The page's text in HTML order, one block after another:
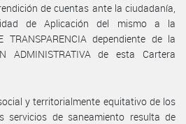
de cuentas ante la ciudadanía,
de Aplicación del mismo a la
TRANSPARENCIA dependiente de la
ADMINISTRATIVA de esta Cartera
y territorialmente equitativo de los
servicios de saneamiento resulta de